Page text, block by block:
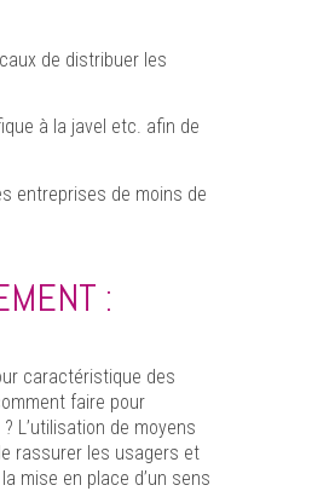
de distribuer les
à la javel etc. afin de
entreprises de moins de
:
caractéristique des
faire pour
L’utilisation de moyens
rassurer les usagers et
mise en place d’un sens